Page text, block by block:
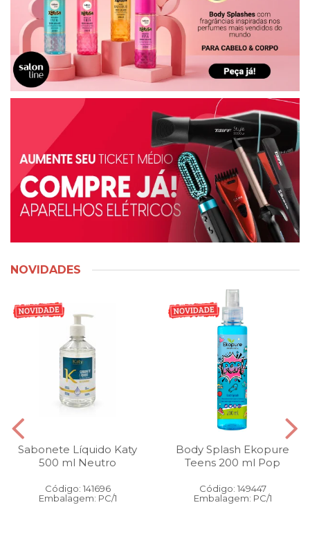
NOVIDADES
Sabonete Líquido Katy
500 ml Neutro
Código: 141696
Embalagem: PC/1
Body Splash Ekopure
Teens 200 ml Pop
Código: 149447
Embalagem: PC/1